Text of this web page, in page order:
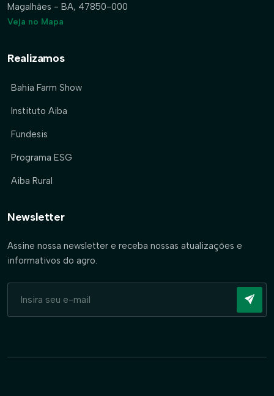
Magalhães - BA, 47850-000
Veja no Mapa
Realizamos
Bahia Farm Show
Instituto Aiba
Fundesis
Programa ESG
Aiba Rural
Newsletter
Assine nossa newsletter e receba nossas atualizações e
informativos do agro.